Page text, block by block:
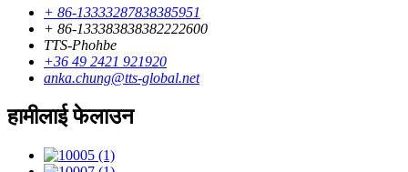
+ 86-13333287838385951
+ 86-133383838382222600
TTS-Phohbe
+36 49 2421 921920
anka.chung@tts-global.net
हामीलाई फेलाउन